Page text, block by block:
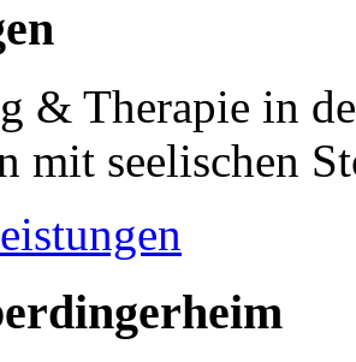
& Therapie in
mit seelischen